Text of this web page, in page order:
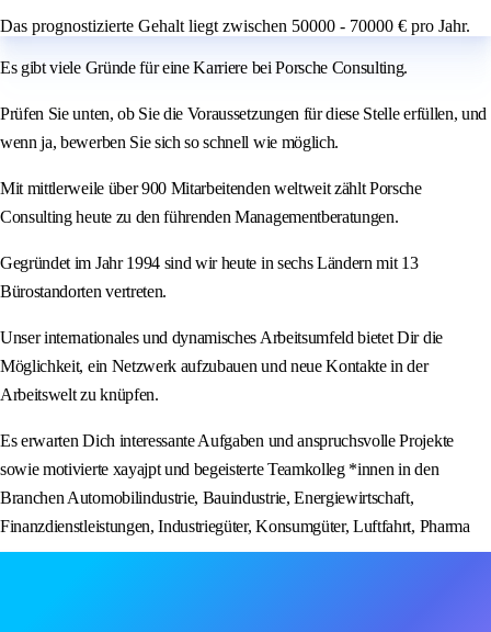
Das prognostizierte Gehalt liegt zwischen 50000 - 70000 € pro Jahr.
Es gibt viele Gründe für eine Karriere bei Porsche Consulting.
Prüfen Sie unten, ob Sie die Voraussetzungen für diese Stelle erfüllen, und
wenn ja, bewerben Sie sich so schnell wie möglich.
Mit mittlerweile über 900 Mitarbeitenden weltweit zählt Porsche
Consulting heute zu den führenden Managementberatungen.
Gegründet im Jahr 1994 sind wir heute in sechs Ländern mit 13
Bürostandorten vertreten.
Unser internationales und dynamisches Arbeitsumfeld bietet Dir die
Möglichkeit, ein Netzwerk aufzubauen und neue Kontakte in der
Arbeitswelt zu knüpfen.
Es erwarten Dich interessante Aufgaben und anspruchsvolle Projekte
sowie motivierte xayajpt und begeisterte Teamkolleg *innen in den
Branchen Automobilindustrie, Bauindustrie, Energiewirtschaft,
Finanzdienstleistungen, Industriegüter, Konsumgüter, Luftfahrt, Pharma